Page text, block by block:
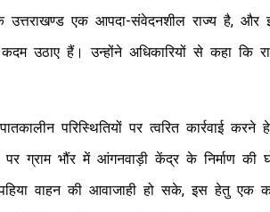
एक आपदा-संवेदनशील राज्य है, और
हैं। उन्होंने अधिकारियों से कहा कि राहत
परिस्थितियों पर त्वरित कार्रवाई
ग्राम भौंर में आंगनवाड़ी केंद्र के निर्माण की
वाहन की आवाजाही हो सके, इस हेतु एक